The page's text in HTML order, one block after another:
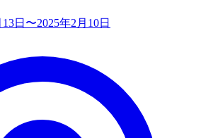
日〜2025年2月10日